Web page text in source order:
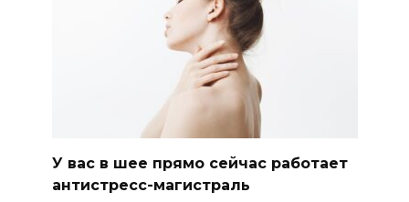
У вас в шее прямо сейчас работает
антистресс-магистраль